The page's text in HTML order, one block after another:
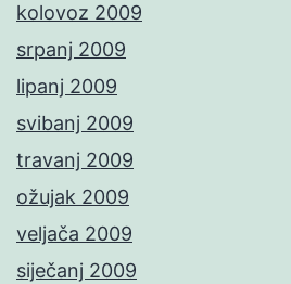
kolovoz 2009
srpanj 2009
lipanj 2009
svibanj 2009
travanj 2009
ožujak 2009
veljača 2009
siječanj 2009